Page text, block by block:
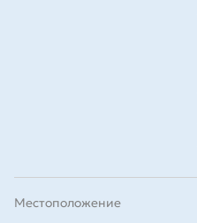
Местоположение